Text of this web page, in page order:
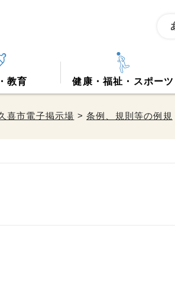
教育 健康・福祉・スポーツ
喜市電子掲示場 >条例、規則等の例規